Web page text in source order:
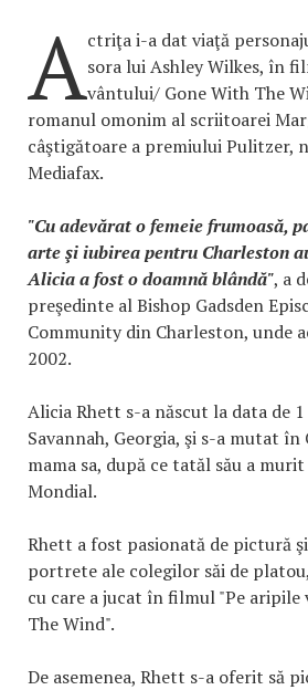
Actriţa i-a dat viaţă
sora lui Ashley Wilkes, în
vântului/ Gone With The
romanul omonim al scriitoarei
câştigătoare a premiului Pulitzer,
Mediafax.
"Cu adevărat o femeie frumoasă,
arte şi iubirea pentru Charleston
Alicia a fost o doamnă blândă", a
preşedinte al Bishop Gadsden
Community din Charleston, unde
2002.
Alicia Rhett s-a născut la data de
Savannah, Georgia, şi s-a mutat
mama sa, după ce tatăl său a
Mondial.
Rhett a fost pasionată de pictură
portrete ale colegilor săi de
cu care a jucat în filmul "Pe
The Wind".
De asemenea, Rhett s-a oferit să